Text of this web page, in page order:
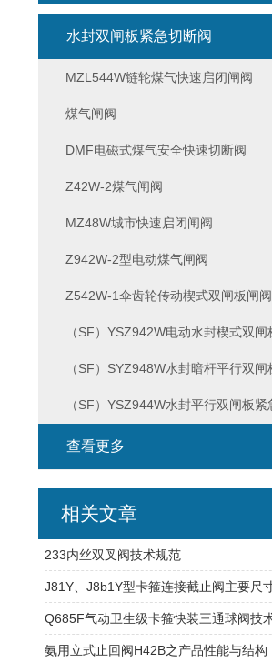
水封双闸板紧急切断阀
MZL544W链轮煤气快速启闭闸阀
煤气闸阀
DMF电磁式煤气安全快速切断阀
Z42W-2煤气闸阀
MZ48W城市快速启闭闸阀
Z942W-2型电动煤气闸阀
Z542W-1伞齿轮传动楔式双闸板闸阀
查看更多
相关文章
233内丝双叉阀技术规范
氨用立式止回阀H42B之产品性能与结构